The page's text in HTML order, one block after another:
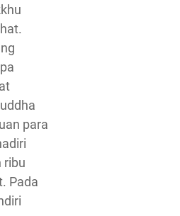
para
ribu
Pada